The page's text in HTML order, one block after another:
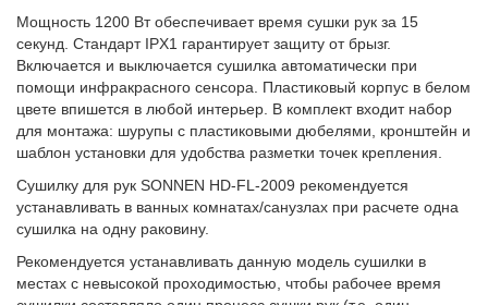
Мощность 1200 Вт обеспечивает время сушки рук за 15
секунд. Стандарт IPX1 гарантирует защиту от брызг.
Включается и выключается сушилка автоматически при
помощи инфракрасного сенсора. Пластиковый корпус в белом
цвете впишется в любой интерьер. В комплект входит набор
для монтажа: шурупы с пластиковыми дюбелями, кронштейн и
шаблон установки для удобства разметки точек крепления.
Сушилку для рук SONNEN HD-FL-2009 рекомендуется
устанавливать в ванных комнатах/санузлах при расчете одна
сушилка на одну раковину.
Рекомендуется устанавливать данную модель сушилки в
местах с невысокой проходимостью, чтобы рабочее время